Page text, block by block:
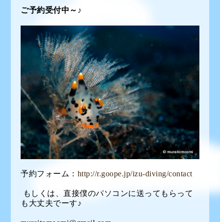
ご予約受付中～♪
予約フォーム： http://r.goope.jp/izu-diving/contact
もしくは、直接僕のパソコンに送ってもらって
も大丈夫でーす♪